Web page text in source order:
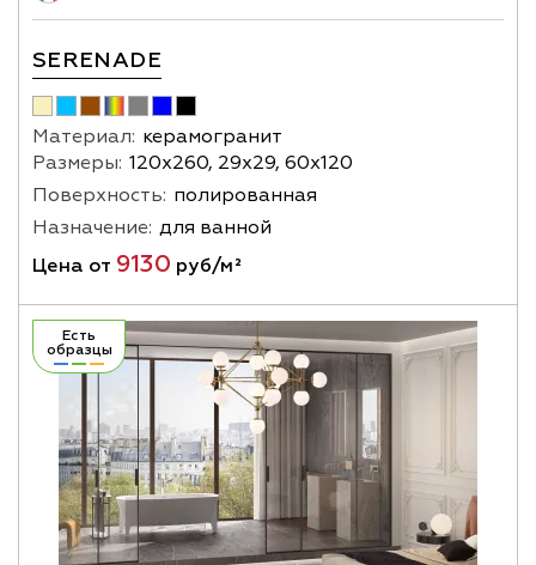
SERENADE
Материал: керамогранит
Размеры: 120х260, 29х29, 60х120
Поверхность: полированная
Назначение: для ванной
Цена от 9130 руб/м²
Есть
образцы